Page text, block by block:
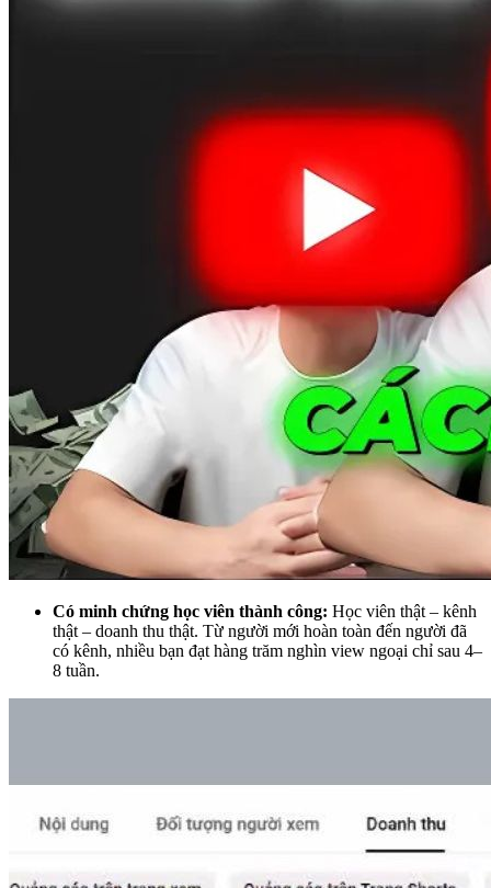
Có minh chứng học viên thành công: Học viên thật – kênh
thật – doanh thu thật. Từ người mới hoàn toàn đến người đã
có kênh, nhiều bạn đạt hàng trăm nghìn view ngoại chỉ sau 4–
8 tuần.